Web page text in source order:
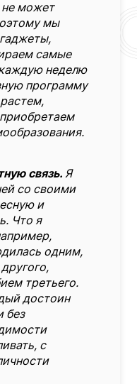
может
мы
самые
неделю
программу
связь. Я
со своими
и
Что я
одним,
третьего.
достоин
без
с